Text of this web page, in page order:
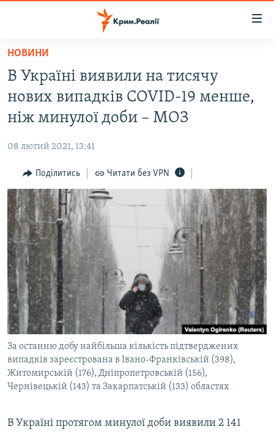
Перейти
основного
матеріалу
Перейти
до
основної
Перейти
до
пошуку
ВОДА.КРИМ
ВІДЕО ТА ФОТО
БЛОГИ
ПОГЛЯД
ІНТЕРВ'Ю
ВСЕ ЗА ДЕНЬ
СПЕЦПРОЕКТИ
ДЕПОРТАЦІЯ
ВІДЕОУРОКИ «ELIFBE»
СВІДЧЕННЯ ОКУПАЦІЇ
УКРАЇНСЬКА ПРОБЛЕМА КРИМУ
ІНФОГРАФІКА
ЯК ОБІЙТИ БЛОКУВАННЯ
Русский
Qırımtatar
ДОЛУЧАЙСЯ!
НОВИНИ
В Україні виявили на тисячу
нових випадків COVID-19 менше,
ніж минулої доби – МОЗ
08 лютий 2021, 13:41
Поділитись Читати без VPN
За останню добу найбільша кількість підтверджених
випадків зареєстрована в Івано-Франківській (398),
Житомирській (176), Дніпропетровській (156),
Чернівецькій (143) та Закарпатській (133) областях
В Україні протягом минулої доби виявили 2 141